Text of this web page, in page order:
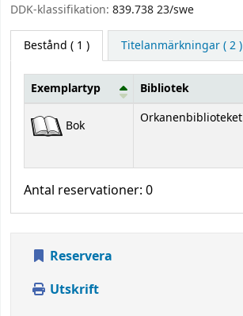
DDK-klassifikation: 839.738 23/swe
Bestånd ( 1 ) Titelanmärkningar ( 2 )
Bestånd
Exemplartyp Bibliotek
Bok Orkanenbiblioteket
Antal reservationer: 0
Reservera
Utskrift